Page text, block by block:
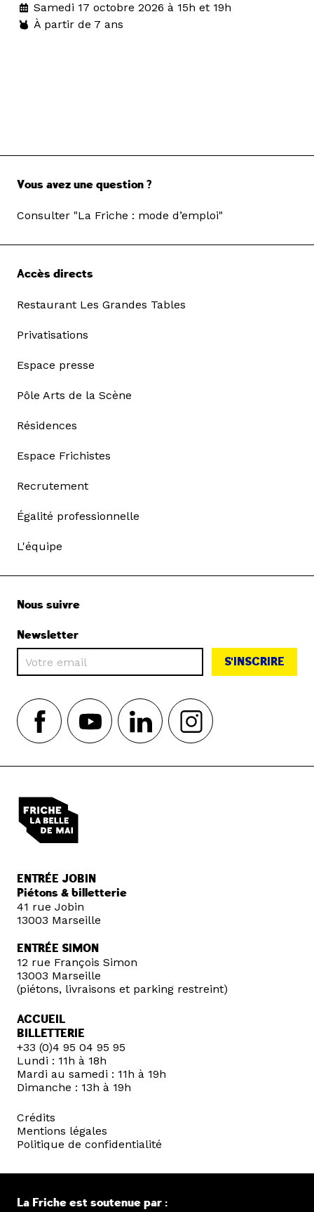
Samedi 17 octobre 2026 à 15h et 19h
À partir de 7 ans
Vous avez une question ?
Consulter "La Friche : mode d’emploi"
Accès directs
Restaurant Les Grandes Tables
Privatisations
Espace presse
Pôle Arts de la Scène
Résidences
Espace Frichistes
Recrutement
Égalité professionnelle
L'équipe
Nous suivre
Newsletter
S'INSCRIRE
ENTRÉE JOBIN
Piétons & billetterie
41 rue Jobin
13003 Marseille
ENTRÉE SIMON
12 rue François Simon
13003 Marseille
(piétons, livraisons et parking restreint)
ACCUEIL
BILLETTERIE
+33 (0)4 95 04 95 95
Lundi : 11h à 18h
Mardi au samedi : 11h à 19h
Dimanche : 13h à 19h
Crédits
Mentions légales
Politique de confidentialité
La Friche est soutenue par :